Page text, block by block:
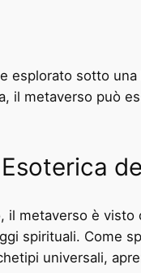
esplorato sotto
il metaverso può
il metaverso è
spirituali. Come
universali,